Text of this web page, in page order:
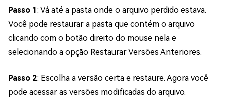
Passo 1: Vá até a pasta onde o arquivo perdido estava.
Você pode restaurar a pasta que contém o arquivo
clicando com o botão direito do mouse nela e
selecionando a opção Restaurar Versões Anteriores.
Passo 2: Escolha a versão certa e restaure. Agora você
pode acessar as versões modificadas do arquivo.